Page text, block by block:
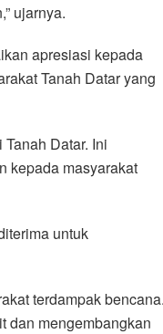
ujarnya.
apresiasi kepada
Tanah Datar yang
Datar. Ini
kepada masyarakat
untuk
terdampak bencana.
dan mengembangkan